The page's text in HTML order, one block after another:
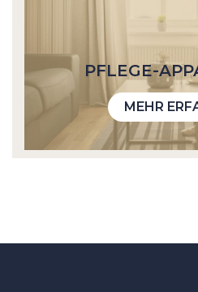
PFLEGE-
MEHR